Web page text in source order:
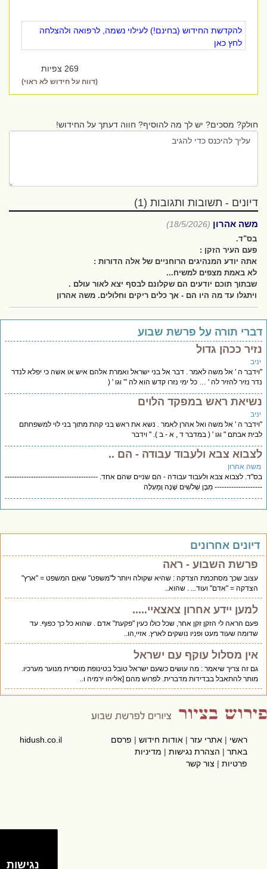
להקדשת החידוש (בחינם!) לעילוי נשמה, לרפואה ולהצלחה
לחץ כאן
269 צפיות
(דווח על חידוש לא ראוי)
חולק? מסכים? יש לך מה להוסיף? חווה דעתך על החידוש!
דיונים - תשובות ותגובות (1)
משה אהרון (18/5/2026)
בס"ד.
פעם העיר הזקן :
אתה יודע המנהיגים הרוחניים של אלה הדורות :
לא באמת מצפים למשיח...
שבתוך תוכם יודעים הם שקלונם לבסף יצא לאור עולם .
ויתגלו עד מה היו הם - אך כלים ריקים וחלולים. משה אהרון
תורה על פרשת שבוע
ככהן גדול
ה ' אל משה לאמר . דבר אל בני ישראל ואמרת אלהם איש או אשה כי יפלא לנדר
נזיר להזיר לה ' … כל ימי נזרו קדש הוא לה '” וגו ' (
ראש במפקד הלוים
ה ' אל משה ואל אהרן לאמר . נשא את ראש בני קהת מתוך בני לוי למשפחתם
אבתם " וגו ' ( במדבר ד , א - ב ). " וידבר
צבא ולעבוד עבודה - הם ..
אהרון
לצבוא צבא ולעבוד עבודה - הם שניים שהם אחד. ---------------------------------------
מִבֶּן שְׁלֹשִׁים שָׁנָה וָמַעְלָה
אחרונים
פרשת השבוע - ראה
עצוב שכך מסתכמת הצדקה : שהיא שקולה ויותר ל"משפט" שאם המשפט = "ארץ"
הצדקה = "אדם" ועוד... . שהוא..
למען יידע אחרון צאצאיי.....
פעם הראה לי הזקן זקן אחר, שכל כולו כעין "פקעת" אדם . שהוא כל כך כפוף. עד
שדומה שעוד מעט ופניו נושקים לארץ. אזיי,הו..
אין מסלול עוקף עם ישראל
גם זה צריך שיאמר : מה עושים כשעם ישראל טובל בטינופת מוסרית מנוער מערכיו.
מותר להתאבל בבדידות מדברית. לפרוש מהם [אליהו ירמיה ו..
ראשי|אתרי עזר|אודות חידוש|פרסם
באתר|הצהרת נגישות|מדיניות
פרטיות|צור קשר
hidush.co.il
נגישות